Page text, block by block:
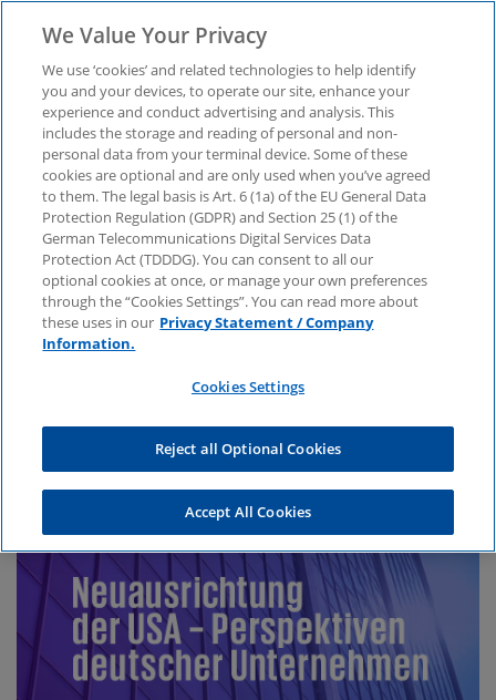
Geschäftsklimaumfrage:
Neuausrichtung der
USA – so reagieren
deutsche Unternehmen
Neue Zölle, Steueranpassungen, Standortfragen
– Perspektiven für die deutsche Wirtschaft bei
We Value Your Privacy
We use ‘cookies’ and related technologies to help identify
you and your devices, to operate our site, enhance your
experience and conduct advertising and analysis. This
includes the storage and reading of personal and non-
personal data from your terminal device. Some of these
cookies are optional and are only used when you’ve agreed
to them. The legal basis is Art. 6 (1a) of the EU General Data
Protection Regulation (GDPR) and Section 25 (1) of the
German Telecommunications Digital Services Data
Protection Act (TDDDG). You can consent to all our
optional cookies at once, or manage your own preferences
through the “Cookies Settings”. You can read more about
these uses in our Privacy Statement / Company
Information.
Cookies Settings
Reject all Optional Cookies
Accept All Cookies